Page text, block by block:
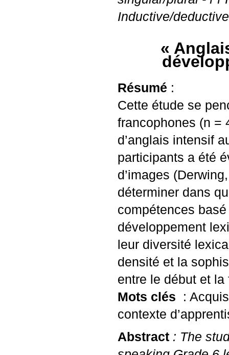
Inductive/deductive
«
Résumé :
Cette étude se
francophones (n =
d’anglais intensif
participants a été
d’images
déterminer dans
compétences
développement
leur diversité
densité et la
entre le début et
Mots clés
:
contexte
Abstract : The